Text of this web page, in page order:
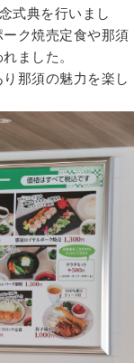
式典を行いまし
ク焼売定食や那須
ました。
那須の魅力を楽し